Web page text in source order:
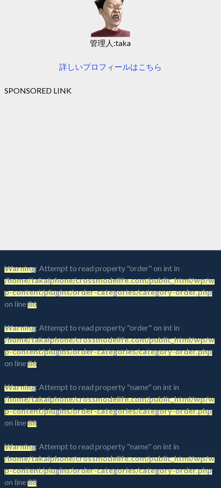
管理人:taka
詳しいプロフィールはこちら
SPONSORED LINK
Warning: Attempt to read property "order" on int in
/home/takaiphone/crossmodelife.com/public_html/wp/w
p-content/plugins/order-categories/category-order.php
on line86
Warning: Attempt to read property "order" on int in
/home/takaiphone/crossmodelife.com/public_html/wp/w
p-content/plugins/order-categories/category-order.php
on line86
Warning: Attempt to read property "name" on int in
/home/takaiphone/crossmodelife.com/public_html/wp/w
p-content/plugins/order-categories/category-order.php
on line88
Warning: Attempt to read property "name" on int in
/home/takaiphone/crossmodelife.com/public_html/wp/w
p-content/plugins/order-categories/category-order.php
on line88